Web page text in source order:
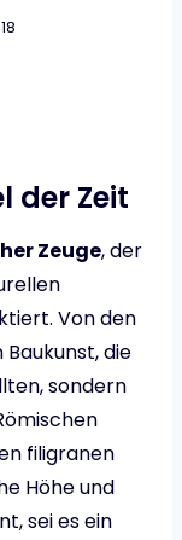
der Zeit
Zeuge, der
Von den
die
sondern
filigranen
Höhe und
sei es ein